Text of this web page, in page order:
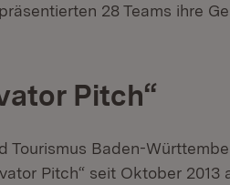
28 Teams ihre
Pitch“
Tourismus Baden-
Pitch“ seit Oktober 2013